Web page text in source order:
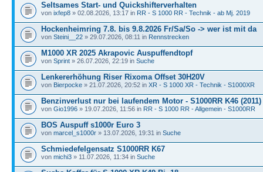
Seltsames Start- und Quickshifterverhalten
von ixfep8 » 02.08.2026, 13:17 in RR - S 1000 RR - Technik - ab Mj. 2019
Hockenheimring 7.8. bis 9.8.2026 Fr/Sa/So -> wer ist mit da
von Steini__22 » 29.07.2026, 08:11 in Rennstrecken
M1000 XR 2025 Akrapovic Auspuffendtopf
von Sprint » 26.07.2026, 22:19 in Suche
Lenkererhöhung Riser Rixoma Offset 30H20V
von Bierpocke » 21.07.2026, 20:52 in XR - S 1000 XR - Technik - S1000XR
Benzinverlust nur bei laufendem Motor - S1000RR K46 (2011)
von Gio1996 » 19.07.2026, 11:56 in RR - S 1000 RR - Allgemein - S1000RR
BOS Auspuff s1000r Euro 3
von marcel_s1000r » 13.07.2026, 19:31 in Suche
Schmiedefelgensatz S1000RR K67
von michi3 » 11.07.2026, 11:34 in Suche